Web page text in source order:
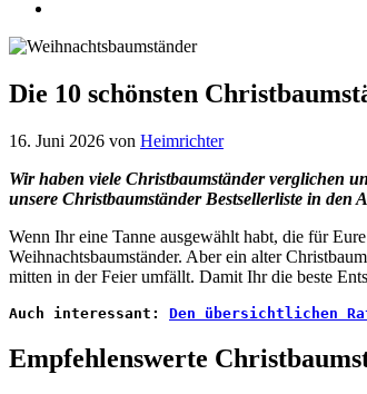
Die 10 schönsten
16. Juni 2026 von Heimrichter
Wir haben viele Christbaumständer verglichen
unsere Christbaumständer Bestsellerliste in den
Wenn Ihr eine Tanne ausgewählt habt, die für
Weihnachtsbaumständer. Aber ein alter
mitten in der Feier umfällt. Damit Ihr die beste
Auch interessant: Den übersichtlichen
Empfehlenswerte